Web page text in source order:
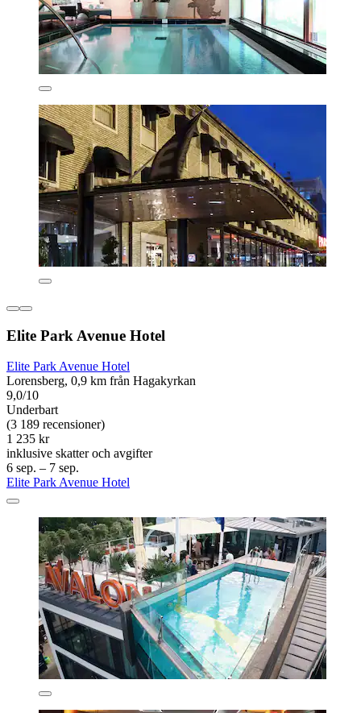
Elite Park Avenue Hotel
Elite Park Avenue Hotel
Lorensberg, 0,9 km från Hagakyrkan
9,0/10
Underbart
(3 189 recensioner)
1 235 kr
inklusive skatter och avgifter
6 sep. – 7 sep.
Elite Park Avenue Hotel